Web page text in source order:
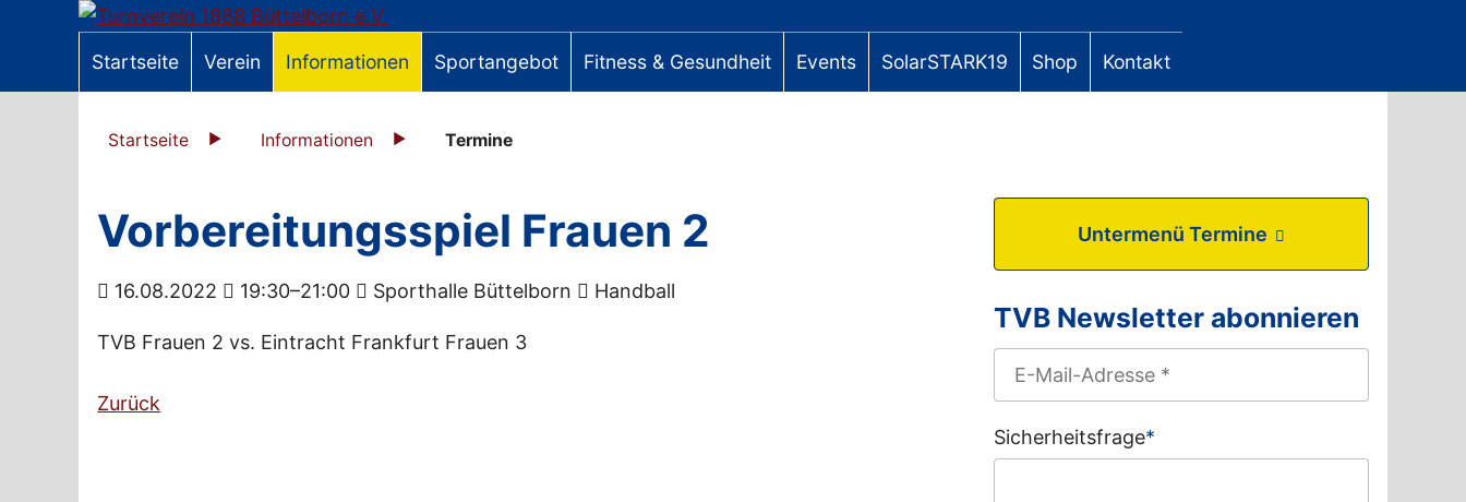
Startseite Verein Informationen Sportangebot Fitness & Gesundheit Events SolarSTARK19 Shop Kontakt
Startseite Informationen Termine
Vorbereitungsspiel Frauen 2
16.08.2022 19:30–21:00 Sporthalle Büttelborn Handball
TVB Frauen 2 vs. Eintracht Frankfurt Frauen 3
Zurück
Untermenü Termine
TVB Newsletter abonnieren
Sicherheitsfrage*